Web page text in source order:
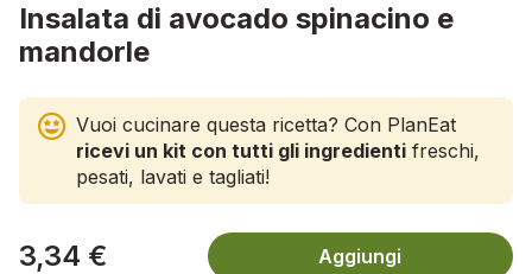
Insalata di avocado spinacino e
mandorle
Vuoi cucinare questa ricetta? Con PlanEat
ricevi un kit con tutti gli ingredienti freschi,
pesati, lavati e tagliati!
3,34 € Aggiungi